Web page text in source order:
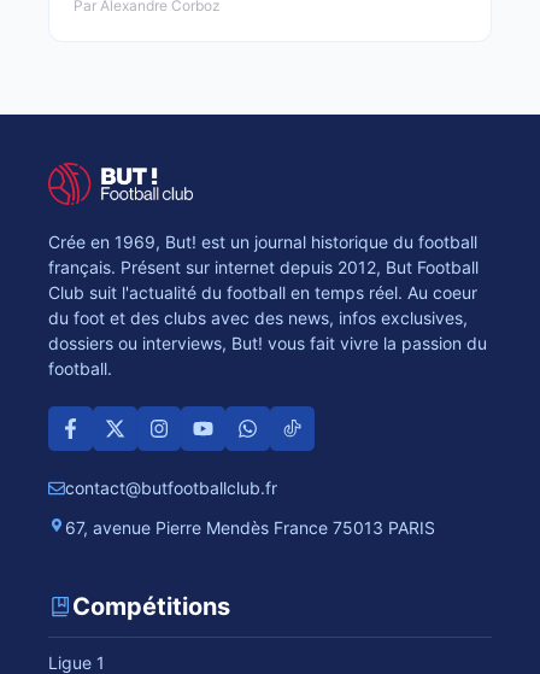
Par Alexandre Corboz
Crée en 1969, But! est un journal historique du football
français. Présent sur internet depuis 2012, But Football
Club suit l'actualité du football en temps réel. Au coeur
du foot et des clubs avec des news, infos exclusives,
dossiers ou interviews, But! vous fait vivre la passion du
football.
contact@butfootballclub.fr
67, avenue Pierre Mendès France 75013 PARIS
Compétitions
Ligue 1